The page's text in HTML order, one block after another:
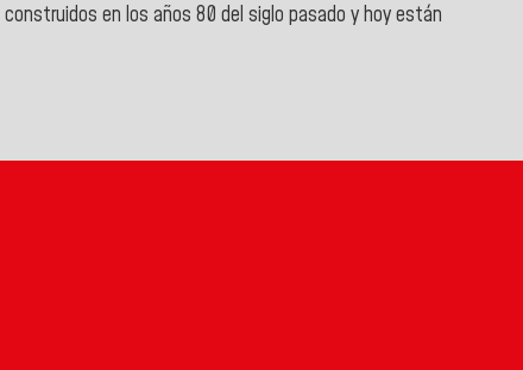
construidos en los años 80 del siglo pasado y hoy están